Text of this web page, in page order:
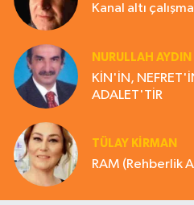
Kanal altı
NURULLAH AYDIN
KİN'İN,
ADALET'TİR
TÜLAY KİRMAN